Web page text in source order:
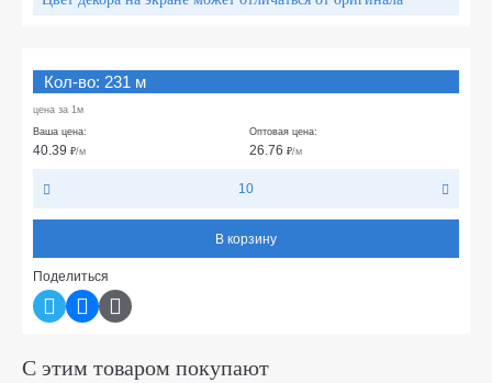
Кол-во: 231 м
цена за 1м
Ваша цена:
40.39 ₽/м
Оптовая цена:
26.76 ₽/м
10
В корзину
Поделиться
С этим товаром покупают